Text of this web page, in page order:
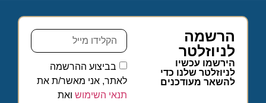
הרשמה
לניוזלטר
הירשמו עכשיו
לניוזלטר שלנו כדי
להשאר מעודכנים
בביצוע ההרשמה
לאתר, אני מאשר/ת את
תנאי השימוש ואת